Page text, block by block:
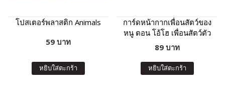
โปสเตอร์พลาสติก Animals
59 บาท
หยิบใส่ตะกร้า
การ์ดหน้ากากเพื่อนสัตว์ของ
หนู ตอน โอ้โฮ เพื่อนสัตว์ตัว
โต๊โต
89 บาท
หยิบใส่ตะกร้า